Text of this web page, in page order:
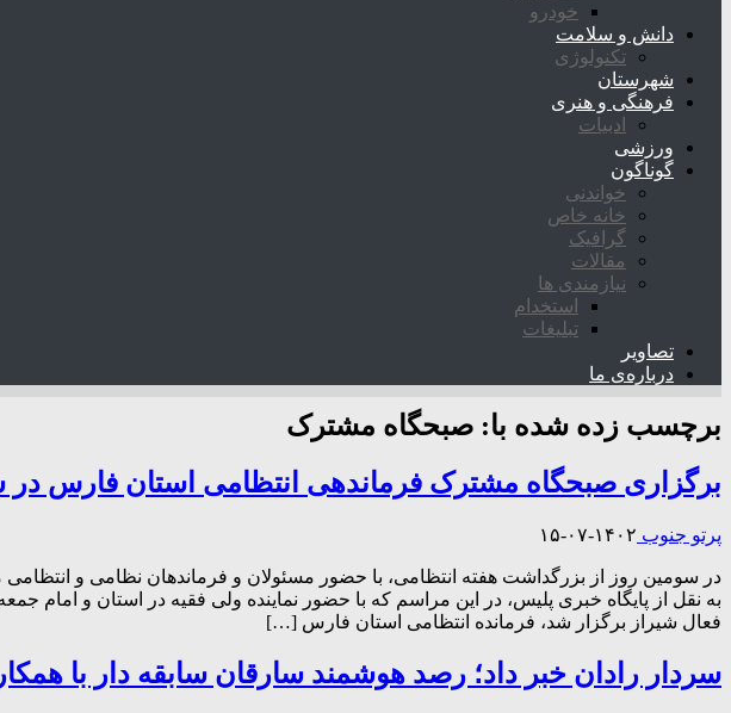
خودرو
دانش و سلامت
تکنولوژی
شهرستان
فرهنگی و هنری
ادبیات
ورزشی
گوناگون
خواندنی
خانه خاص
گرافیک
مقالات
نیازمندی ها
استخدام
تبلیغات
تصاویر
درباره‌ی ما
برچسب زده شده با: صبحگاه مشترک
برگزاری صبحگاه مشترک فرماندهی انتظامی استان فارس در
پرتو جنوب ۱۴۰۲-۰۷-۱۵
در سومین روز از بزرگداشت هفته انتظامی، با حضور مسئولان و فرماندهان نظامی و
به نقل از پایگاه خبری پلیس، در این مراسم که با حضور نماینده ولی فقیه در استان و امام
فعال شیراز برگزار شد، فرمانده انتظامی استان فارس […]
سردار رادان خبر داد؛ رصد هوشمند سارقان سابقه دار با